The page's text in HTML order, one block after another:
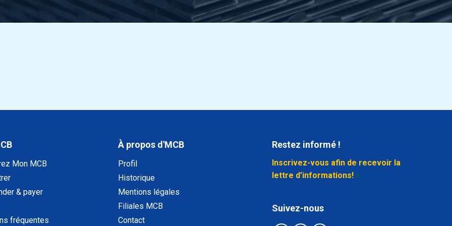
Tube préc EN 10305-4 20x3 E355 5,5-6,5
Sélectionner
Mon MCB
& payer
fréquentes
À propos d'MCB
Profil
Historique
Mentions légales
Filiales MCB
Contact
Restez informé !
Inscrivez-vous afin de recevoir la
lettre d’informations!
Suivez-nous